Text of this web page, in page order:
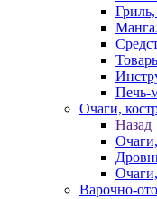
Печь-
Очаги,
Назад
Варочно-